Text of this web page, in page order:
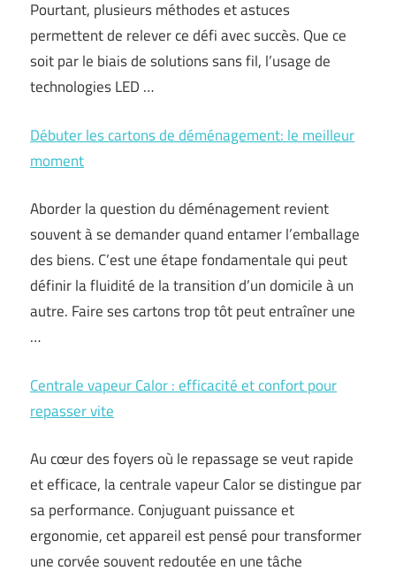
Pourtant, plusieurs méthodes et astuces
permettent de relever ce défi avec succès. Que ce
soit par le biais de solutions sans fil, l’usage de
technologies LED …
Débuter les cartons de déménagement: le meilleur
moment
Aborder la question du déménagement revient
souvent à se demander quand entamer l’emballage
des biens. C’est une étape fondamentale qui peut
définir la fluidité de la transition d’un domicile à un
autre. Faire ses cartons trop tôt peut entraîner une
…
Centrale vapeur Calor : efficacité et confort pour
repasser vite
Au cœur des foyers où le repassage se veut rapide
et efficace, la centrale vapeur Calor se distingue par
sa performance. Conjuguant puissance et
ergonomie, cet appareil est pensé pour transformer
une corvée souvent redoutée en une tâche